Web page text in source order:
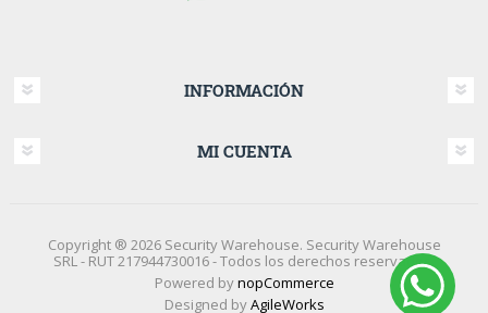
INFORMACIÓN
MI CUENTA
Copyright ® 2026 Security Warehouse. Security Warehouse
SRL - RUT 217944730016 - Todos los derechos reservados.
Powered bynopCommerce
Designed byAgileWorks